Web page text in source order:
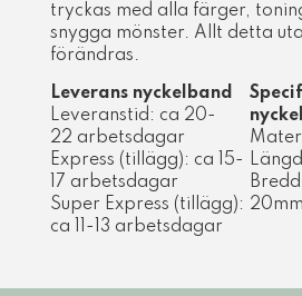
tryckas med alla färger,
snygga mönster. Allt detta
förändras.
Leverans nyckelband
Leveranstid: ca 20-
22 arbetsdagar
Express (tillägg): ca 15-
17 arbetsdagar
Super Express (tillägg):
ca 11-13 arbetsdagar